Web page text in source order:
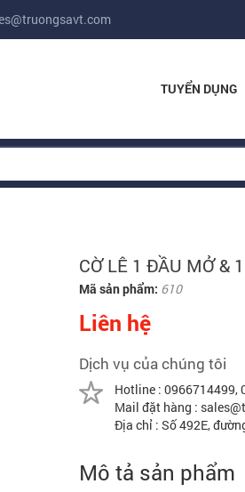
TUYỂN DỤNG
CỜ LÊ 1 ĐẦU MỞ &
Mã sản phẩm: 610
Liên hệ
Dịch vụ của chúng tôi
Hotline : 0966714499,
Mail đặt hàng :
Địa chỉ : Số 492E,
Mô tả sản phẩm